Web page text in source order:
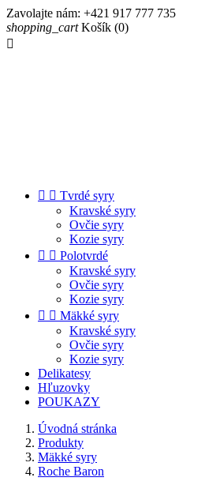
Zavolajte nám: +421 917 777 735
shopping_cart Košík (0)

  Tvrdé syry
Kravské syry
Ovčie syry
Kozie syry
  Polotvrdé
Kravské syry
Ovčie syry
Kozie syry
  Mäkké syry
Kravské syry
Ovčie syry
Kozie syry
Delikatesy
Hľuzovky
POUKAZY
Úvodná stránka
Produkty
Mäkké syry
Roche Baron